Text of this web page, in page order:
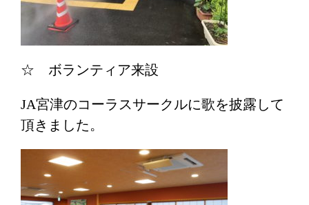
☆ ボランティア来設
JA宮津のコーラスサークルに歌を披露して
頂きました。